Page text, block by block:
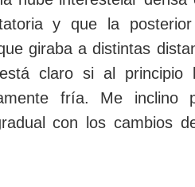
y que la
giraba a distintas
claro si al principio
fría. Me
con los cambios